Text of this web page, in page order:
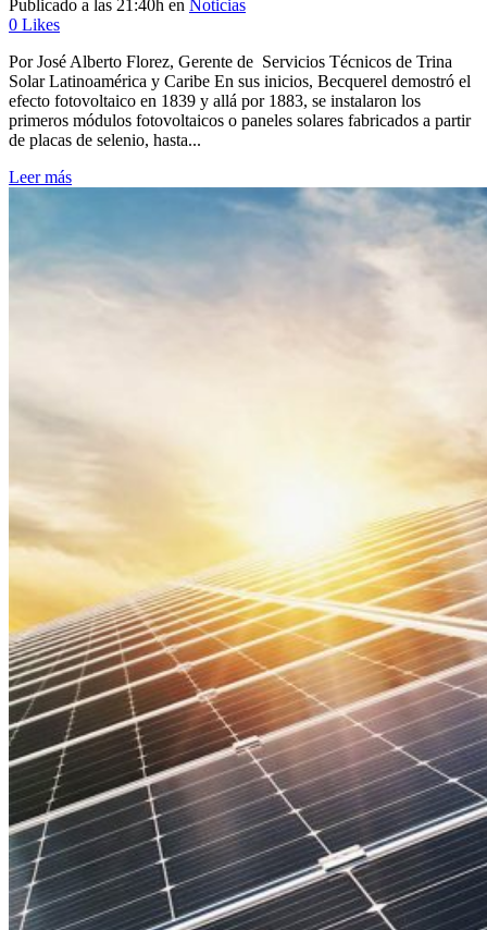
Publicado a las 21:40h en Noticias
0 Likes
Por José Alberto Florez, Gerente de Servicios Técnicos de Trina
Solar Latinoamérica y Caribe En sus inicios, Becquerel demostró el
efecto fotovoltaico en 1839 y allá por 1883, se instalaron los
primeros módulos fotovoltaicos o paneles solares fabricados a partir
de placas de selenio, hasta...
Leer más